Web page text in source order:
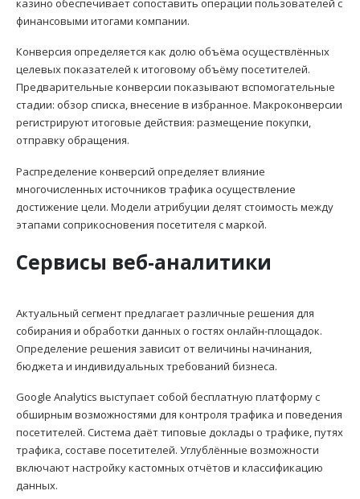
казино обеспечивает сопоставить операции пользователей с
финансовыми итогами компании.
Конверсия определяется как долю объёма осуществлённых
целевых показателей к итоговому объёму посетителей.
Предварительные конверсии показывают вспомогательные
стадии: обзор списка, внесение в избранное. Макроконверсии
регистрируют итоговые действия: размещение покупки,
отправку обращения.
Распределение конверсий определяет влияние
многочисленных источников трафика осуществление
достижение цели. Модели атрибуции делят стоимость между
этапами соприкосновения посетителя с маркой.
Сервисы веб-аналитики
Актуальный сегмент предлагает различные решения для
собирания и обработки данных о гостях онлайн-площадок.
Определение решения зависит от величины начинания,
бюджета и индивидуальных требований бизнеса.
Google Analytics выступает собой бесплатную платформу с
обширным возможностями для контроля трафика и поведения
посетителей. Система даёт типовые доклады о трафике, путях
трафика, составе посетителей. Углублённые возможности
включают настройку кастомных отчётов и классификацию
данных.